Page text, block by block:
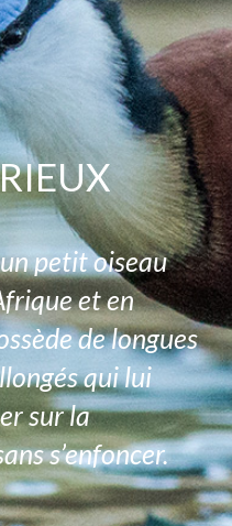
petit oiseau
et en
de longues
qui lui
sur la
s’enfoncer.